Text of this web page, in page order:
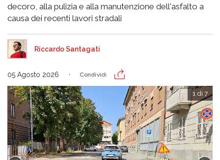
decoro, alla pulizia e alla manutenzione dell'asfalto a
causa dei recenti lavori stradali
Riccardo Santagati
05 Agosto 2026 Condividi
1 di 7